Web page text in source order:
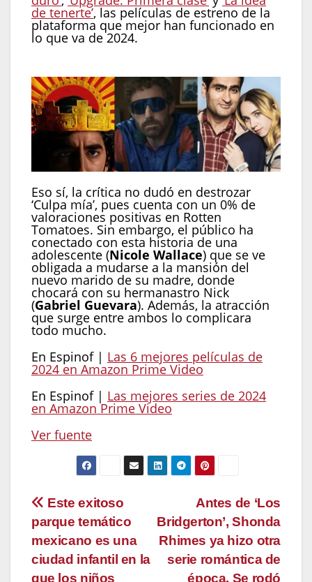
de tenerte’, las películas de estreno de la
plataforma que mejor han funcionado en
lo que va de 2024.
Eso sí, la crítica no dudó en destrozar
‘Culpa mía’, pues cuenta con un 0% de
valoraciones positivas en Rotten
Tomatoes. Sin embargo, el público ha
conectado con esta historia de una
adolescente (Nicole Wallace) que se ve
obligada a mudarse a la mansión del
nuevo marido de su madre, donde
chocará con su hermanastro Nick
(Gabriel Guevara). Además, la atracción
que surge entre ambos lo complicara
todo mucho.
En Espinof | Las 6 mejores películas de
2024 en Amazon Prime Video
En Espinof | Las mejores series de 2024
en Amazon Prime Video
Ver fuente
Navegación
de
entradas
Antes de ‘Los
Bridgerton’, Shonda
Rhimes ya hizo otra
serie romántica de
época. Se rodó
Este exitoso
parque temático
mexicano es una
ciudad infantil en la
que los niños